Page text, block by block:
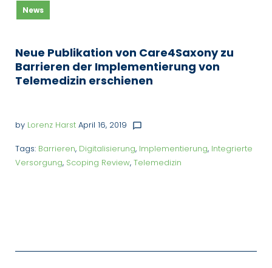
News
Neue Publikation von Care4Saxony zu
Barrieren der Implementierung von
Telemedizin erschienen
by Lorenz Harst April 16, 2019 chat_bubble_outline
Tags: Barrieren, Digitalisierung, Implementierung, Integrierte
Versorgung, Scoping Review, Telemedizin